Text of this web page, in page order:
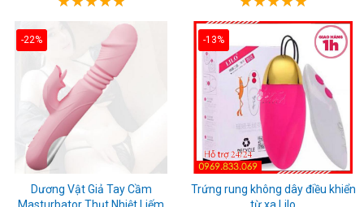
-22%
Dương Vật Giả Tay Cầm
Masturbator Thụt Nhiệt Liếm
-13%
Trứng rung không dây điều khiển
từ xa Lilo